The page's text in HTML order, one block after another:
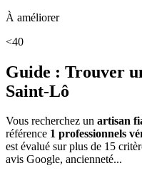
À améliorer
<40
Guide : Trouver
Saint-Lô
Vous recherchez un artisan
référence 1 professionnels
est évalué sur plus de 15
avis Google, ancienneté...